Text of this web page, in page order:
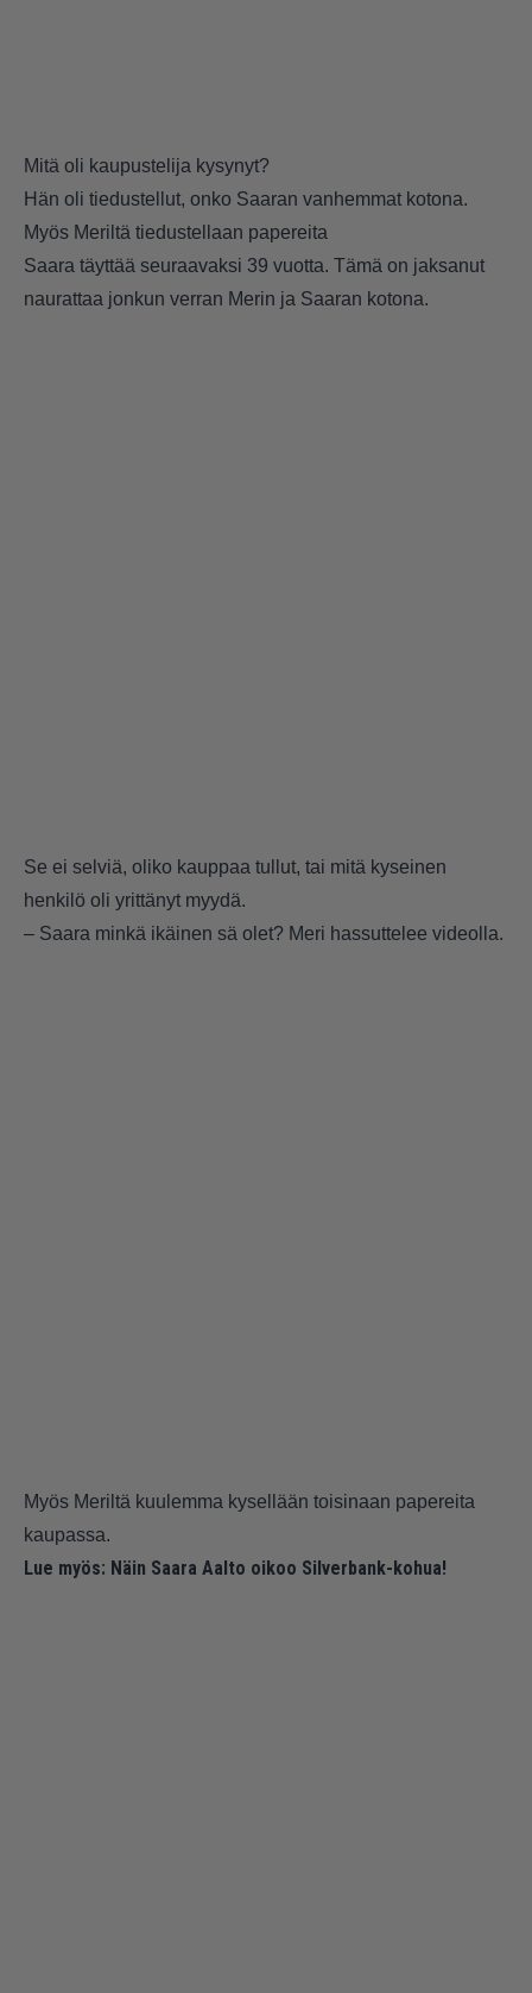
Mitä oli kaupustelija kysynyt?
Hän oli tiedustellut, onko Saaran vanhemmat kotona.
Myös Meriltä tiedustellaan papereita
Saara täyttää seuraavaksi 39 vuotta. Tämä on jaksanut
naurattaa jonkun verran Merin ja Saaran kotona.
Se ei selviä, oliko kauppaa tullut, tai mitä kyseinen
henkilö oli yrittänyt myydä.
– Saara minkä ikäinen sä olet? Meri hassuttelee videolla.
Myös Meriltä kuulemma kysellään toisinaan papereita
kaupassa.
Lue myös: Näin Saara Aalto oikoo Silverbank-kohua!